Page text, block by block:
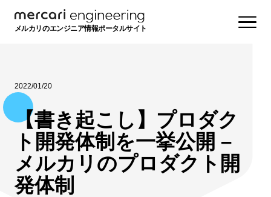
メルカリのエンジニア情報ポータルサイト
2022/01/20
【書き起こし】プロダク
ト開発体制を一挙公開 –
メルカリのプロダクト開
発体制